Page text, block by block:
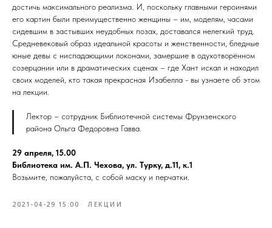
достичь максимального реализма. И, поскольку главными героинями
его картин были преимущественно женщины – им, моделям, часами
сидевшим в застывших неудобных позах, доставался нелегкий труд.
Средневековый образ идеальной красоты и женственности, бледные
юные девы с ниспадающими локонами, замершие в одухотворённом
созерцании или в драматических сценах – где Хант искал и находил
своих моделей, кто такая прекрасная Изабелла - вы узнаете об этом
на лекции.
Лектор – сотрудник Библиотечной системы Фрунзенского
района Ольга Федоровна Гавва.
29 апреля, 15.00
Библиотека им. А.П. Чехова, ул. Турку, д.11, к.1
Возьмите, пожалуйста, с собой маску и перчатки.
2021-04-29 15:00 ЛЕКЦИИ